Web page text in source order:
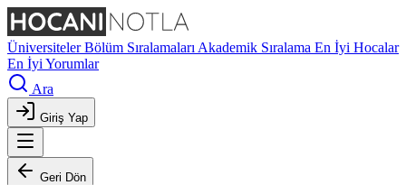
ÜniversitelerBölüm Sıralamaları Akademik Sıralama En İyi Hocalar
En İyi Yorumlar
Ara
Giriş Yap
Geri Dön